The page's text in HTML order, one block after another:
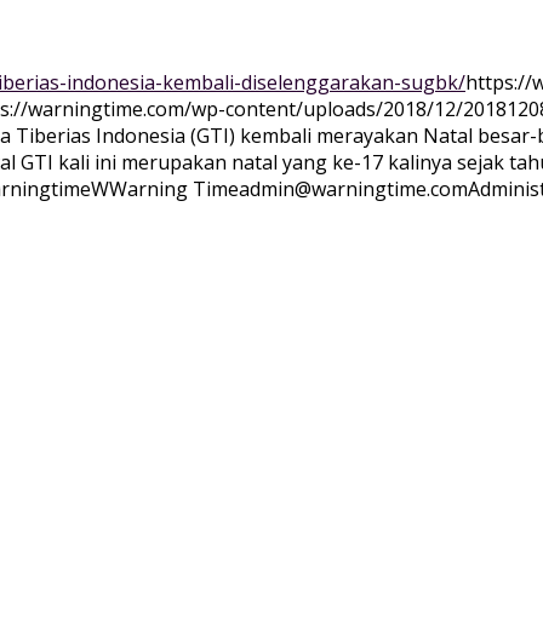
indonesia-kembali-diselenggarakan-sugbk/https://
warningtime.com/wp-content/uploads/2018/12/
Tiberias Indonesia (GTI) kembali merayakan Natal
GTI kali ini merupakan natal yang ke-17 kalinya sejak
WWarning Timeadmin@warningtime.com